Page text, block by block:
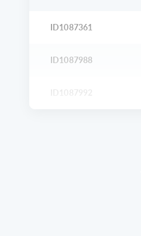
ID1087361
ID1087988